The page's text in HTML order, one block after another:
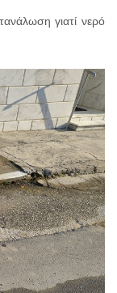
γιατί νερό